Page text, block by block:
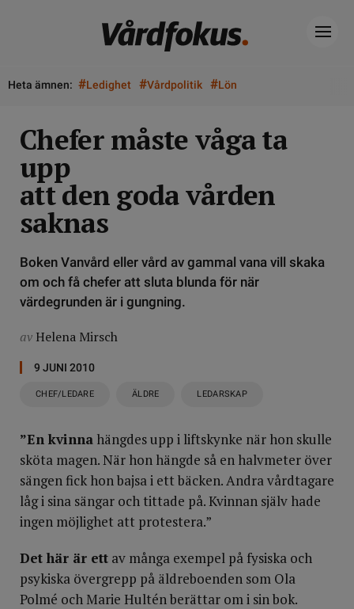
Heta ämnen: #Ledighet #Vårdpolitik #Lön
Chefer måste våga ta
upp
att den goda vården
saknas
Boken Vanvård eller vård av gammal vana vill skaka
om och få chefer att sluta blunda för när
värdegrunden är i gungning.
av Helena Mirsch
9 JUNI 2010
CHEF/LEDARE ÄLDRE LEDARSKAP
”En kvinna hängdes upp i liftskynke när hon skulle
sköta magen. När hon hängde så en halvmeter över
sängen fick hon bajsa i ett bäcken. Andra vårdtagare
låg i sina sängar och tittade på. Kvinnan själv hade
ingen möjlighet att protestera.”
Det här är ett av många exempel på fysiska och
psykiska övergrepp på äldreboenden som Ola
Polmé och Marie Hultén berättar om i sin bok.